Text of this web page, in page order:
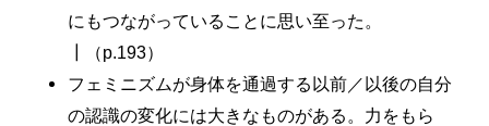
にもつながっていることに思い至った。
┃（p.193）
フェミニズムが身体を通過する以前／以後の自分
の認識の変化には大きなものがある。力をもら